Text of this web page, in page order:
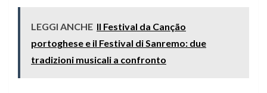
LEGGI ANCHE Il Festival da Canção
portoghese e il Festival di Sanremo: due
tradizioni musicali a confronto